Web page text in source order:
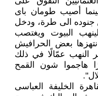
أصيب طومان باى
الى طرة، ودخل
البيوت ويغتصب
بعض الحرافيش
النهب عمّالًا في ذلك
هاجموا شون القمح
الخليفة العباسى